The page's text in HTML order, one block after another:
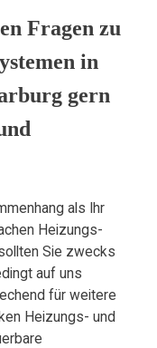
Fragen zu
in
gern
als Ihr
Heizungs-
Sie zwecks
auf uns
für weitere
Heizungs- und